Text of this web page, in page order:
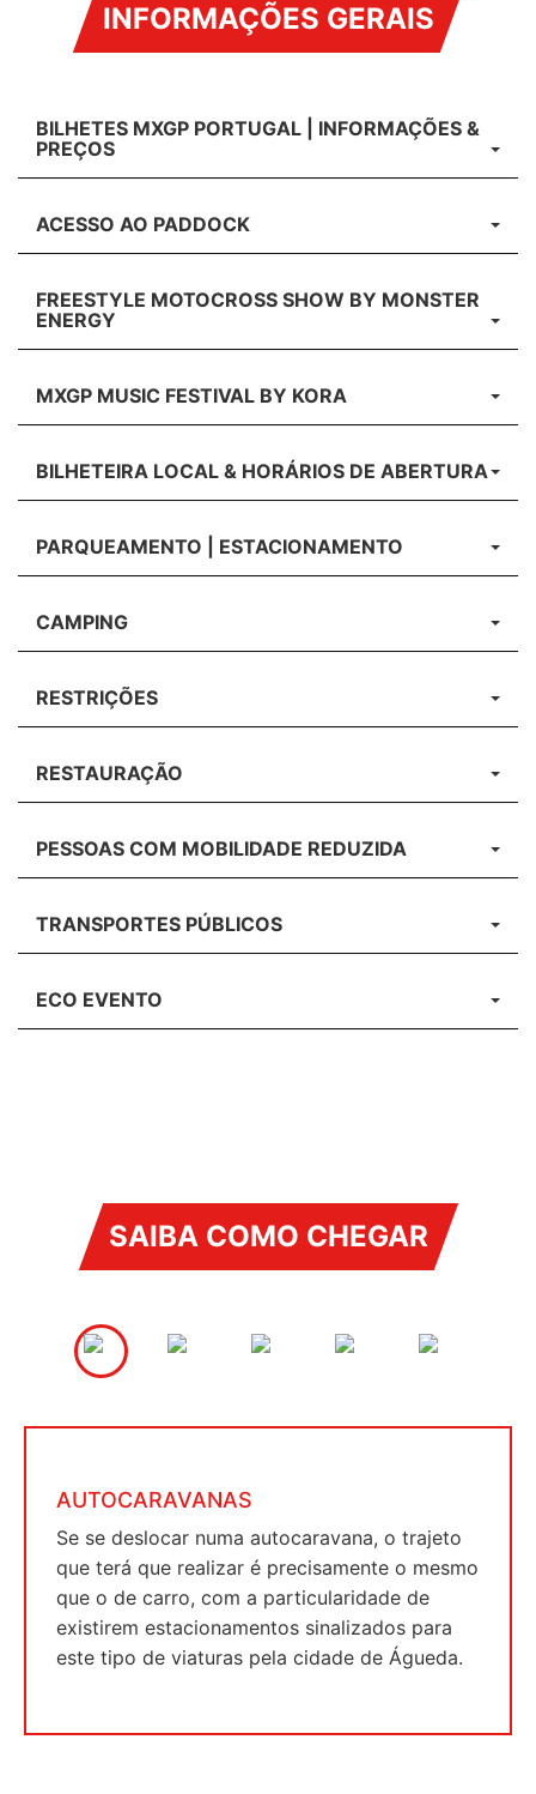
INFORMAÇÕES GERAIS
BILHETES MXGP PORTUGAL | INFORMAÇÕES &
PREÇOS
ACESSO AO PADDOCK
FREESTYLE MOTOCROSS SHOW BY MONSTER
ENERGY
MXGP MUSIC FESTIVAL BY KORA
BILHETEIRA LOCAL & HORÁRIOS DE ABERTURA
PARQUEAMENTO | ESTACIONAMENTO
CAMPING
RESTRIÇÕES
RESTAURAÇÃO
PESSOAS COM MOBILIDADE REDUZIDA
TRANSPORTES PÚBLICOS
ECO EVENTO
SAIBA COMO CHEGAR
AUTOCARAVANAS
Se se deslocar numa autocaravana, o trajeto
que terá que realizar é precisamente o mesmo
que o de carro, com a particularidade de
existirem estacionamentos sinalizados para
este tipo de viaturas pela cidade de Águeda.
Anterior